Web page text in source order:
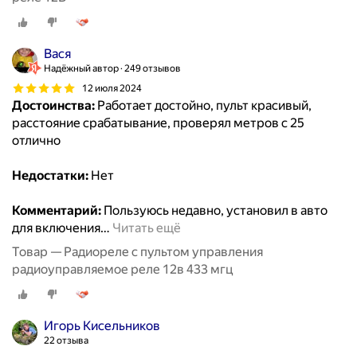
Вася
Надёжный автор 249 отзывов
12 июля 2024
Достоинства: Работает достойно, пульт красивый,
расстояние срабатывание, проверял метров с 25
отлично
Недостатки: Нет
Комментарий: Пользуюсь недавно, установил в авто
для включения… Читать ещё
Товар — Радиореле с пультом управления
радиоуправляемое реле 12в 433 мгц
Игорь Кисельников
22 отзыва